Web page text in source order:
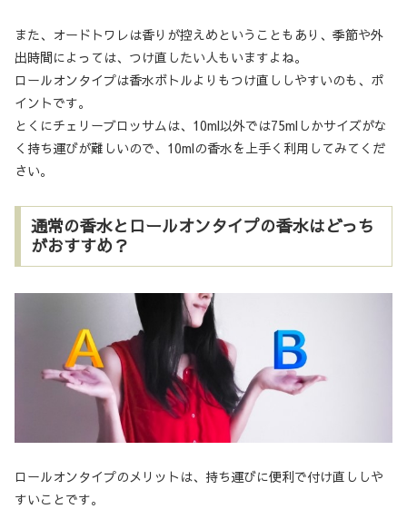
また、オードトワレは香りが控えめということもあり、季節や外
出時間によっては、つけ直したい人もいますよね。
ロールオンタイプは香水ボトルよりもつけ直ししやすいのも、ポ
イントです。
とくにチェリーブロッサムは、10ml以外では75mlしかサイズがな
く持ち運びが難しいので、10mlの香水を上手く利用してみてくだ
さい。
通常の香水とロールオンタイプの香水はどっち
がおすすめ？
ロールオンタイプのメリットは、持ち運びに便利で付け直ししや
すいことです。